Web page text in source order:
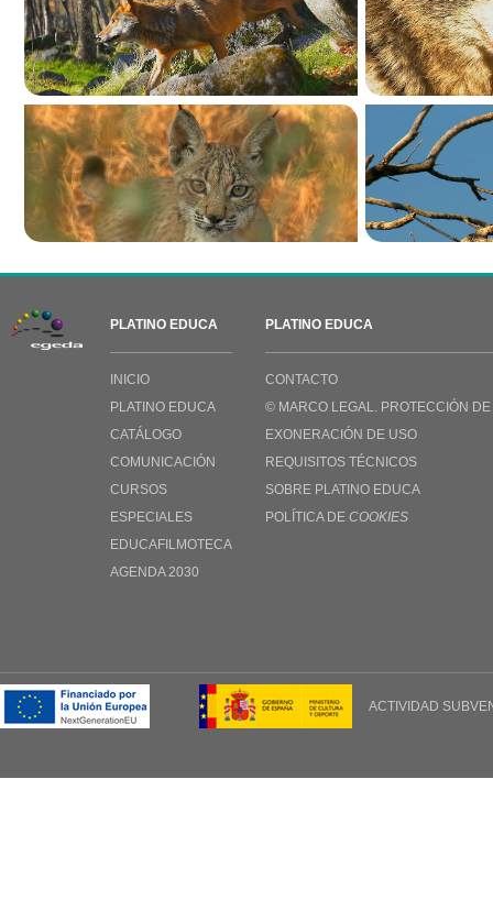
PLATINO EDUCA
INICIO
PLATINO EDUCA
CATÁLOGO
COMUNICACIÓN
CURSOS
ESPECIALES
EDUCAFILMOTECA
AGENDA 2030
PLATINO EDUCA
CONTACTO
© MARCO LEGAL. PROTECCIÓN DE
EXONERACIÓN DE USO
REQUISITOS TÉCNICOS
SOBRE PLATINO EDUCA
POLÍTICA DE COOKIES
ACTIVIDAD